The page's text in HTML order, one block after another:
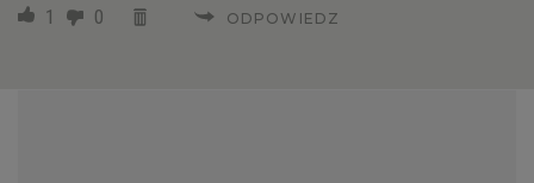
1 0 ODPOWIEDZ